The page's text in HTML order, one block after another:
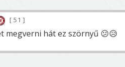
51
megverni hát ez szörnyű 😕😥